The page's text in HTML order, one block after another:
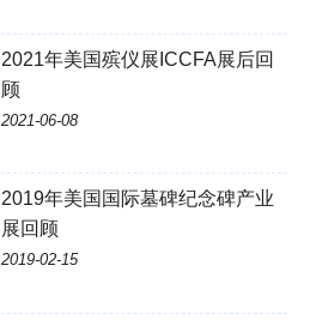
2021年美国殡仪展ICCFA展后回
顾
2021-06-08
2019年美国国际墓碑纪念碑产业
展回顾
2019-02-15